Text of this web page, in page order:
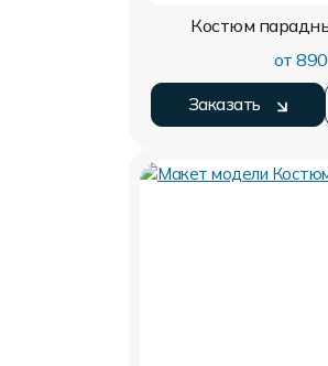
Костюм
от
Заказать